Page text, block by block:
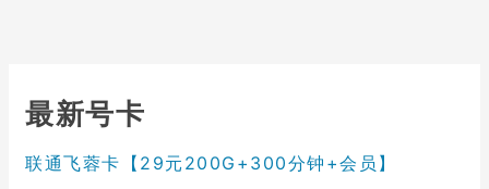
最新号卡
联通飞蓉卡【29元200G+300分钟+会员】